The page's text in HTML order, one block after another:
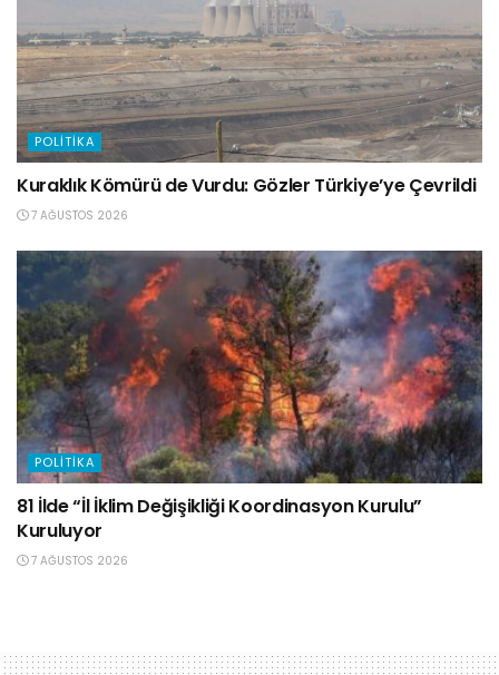
POLITIKA
Kuraklık Kömürü de Vurdu: Gözler Türkiye’ye Çevrildi
7 AĞUSTOS 2026
POLITIKA
81 İlde “İl İklim Değişikliği Koordinasyon Kurulu”
Kuruluyor
7 AĞUSTOS 2026